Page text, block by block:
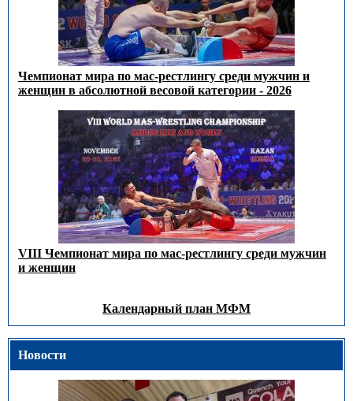
Чемпионат мира по мас-рестлингу среди мужчин и
женщин в абсолютной весовой категории - 2026
VIII Чемпионат мира по мас-рестлингу среди мужчин
и женщин
Календарный план МФМ
Новости